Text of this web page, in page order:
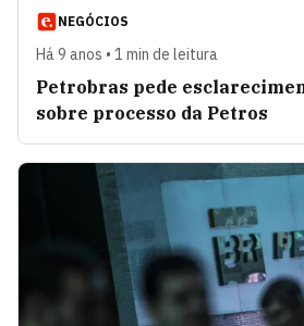
NEGÓCIOS
Há 9 anos • 1 min de leitura
Petrobras pede
sobre processo da Petros